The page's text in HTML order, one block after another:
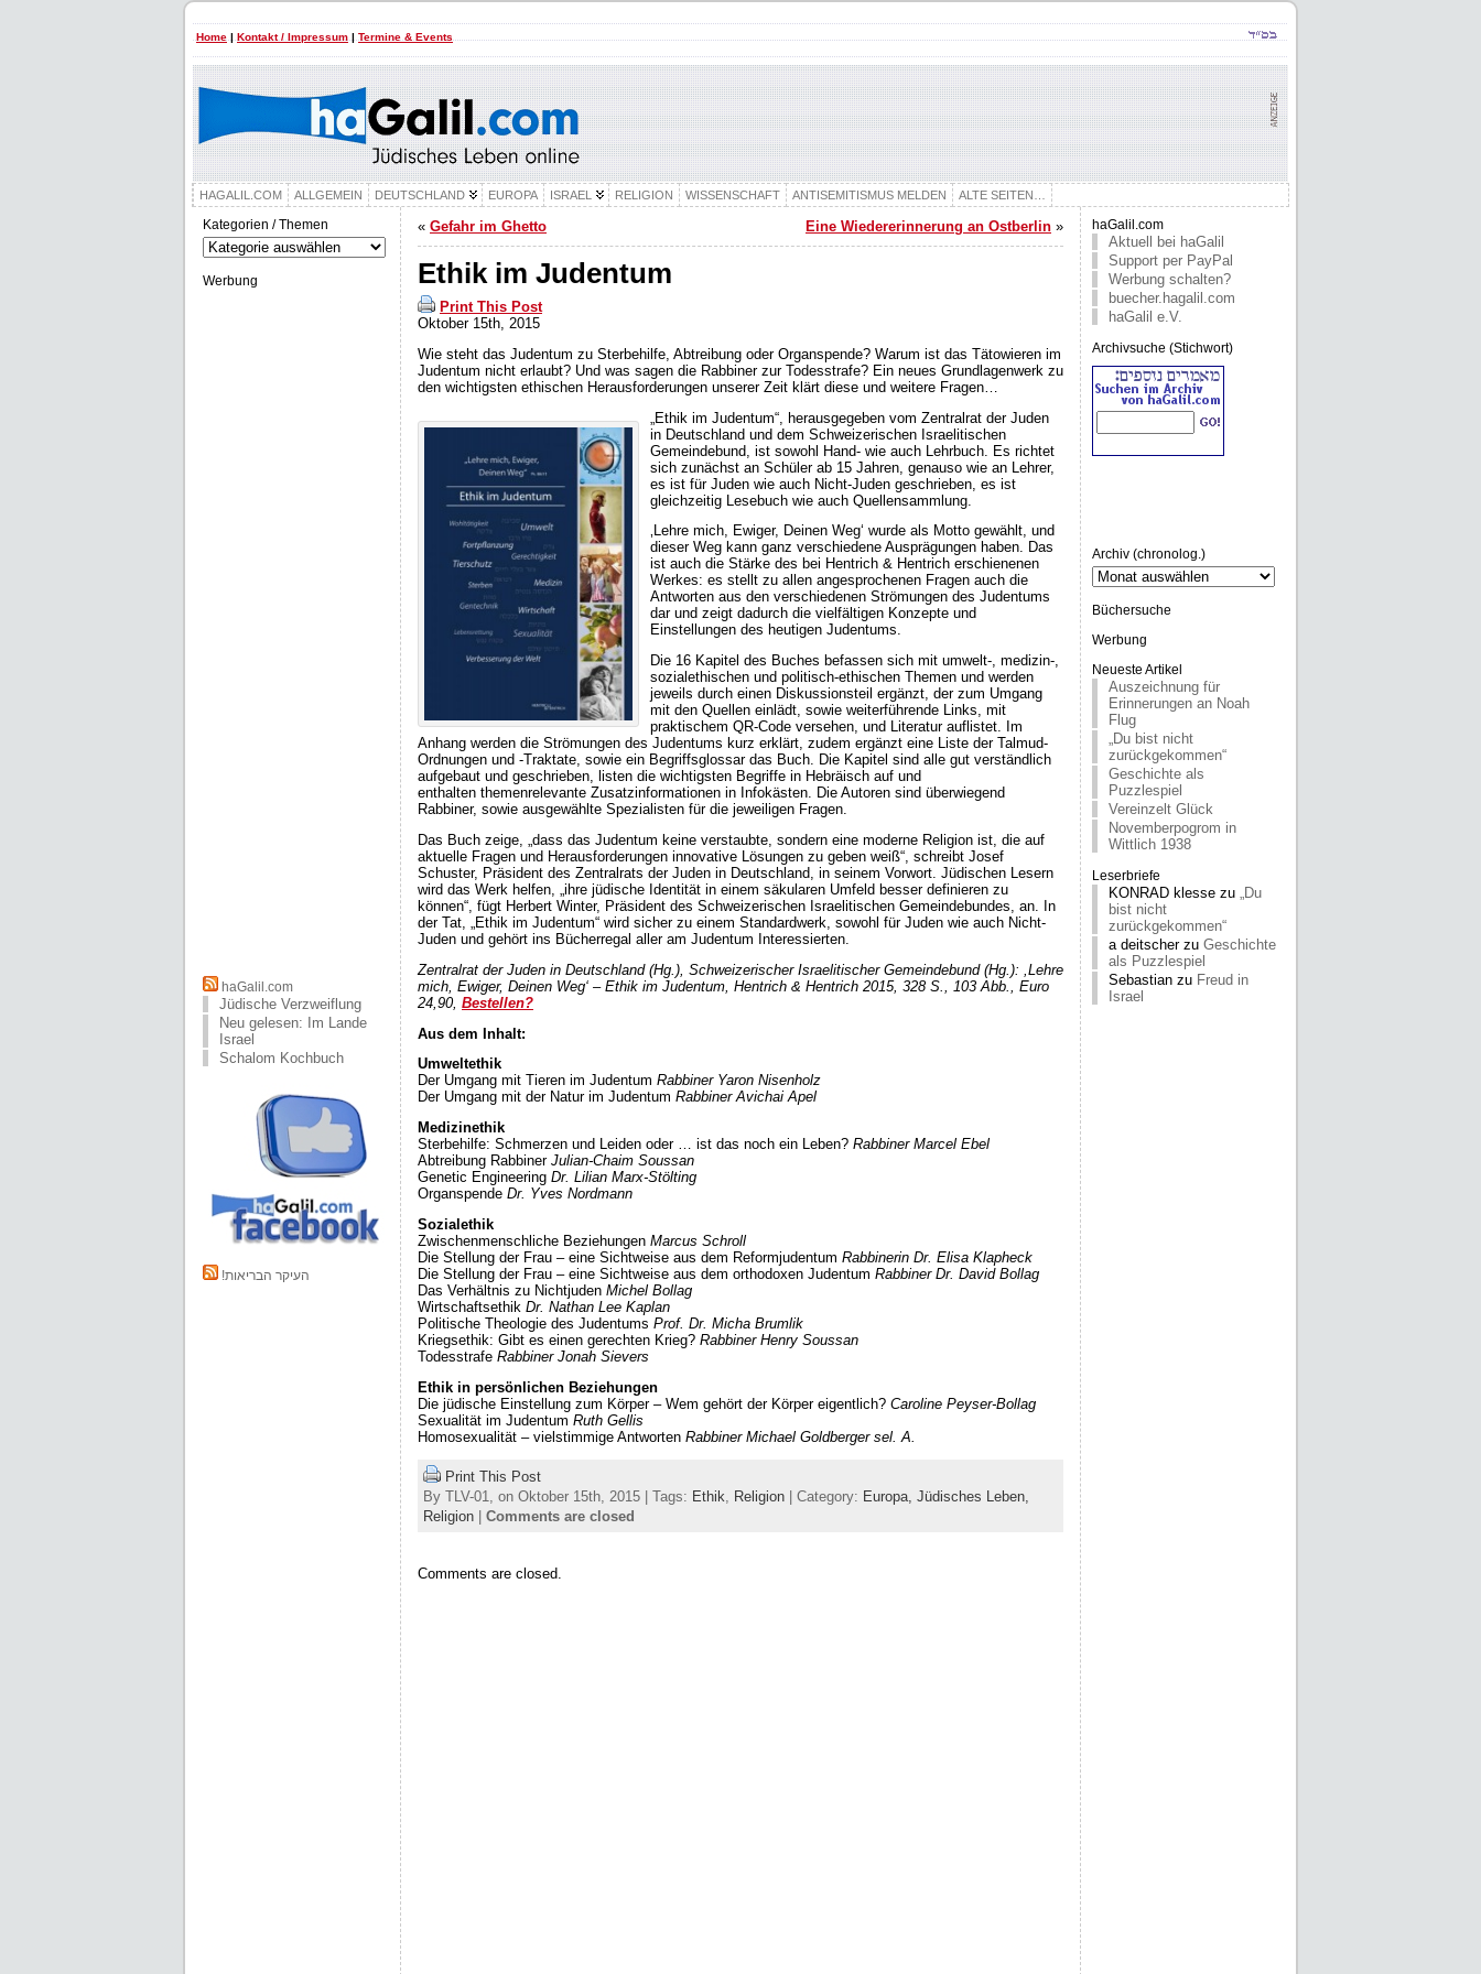
Home | Kontakt / Impressum | Termine & Events
HAGALIL.COM ALLGEMEIN DEUTSCHLAND EUROPA ISRAEL RELIGION WISSENSCHAFT ANTISEMITISMUS MELDEN ALTE SEITEN…
Kategorien / Themen
Kategorien
/
Themen
Werbung
haGalil.com
Jüdische Verzweiflung
Neu gelesen: Im Lande
Israel
Schalom Kochbuch
!העיקר הבריאות
« Gefahr im Ghetto Eine Wiedererinnerung an Ostberlin »
Ethik im Judentum
Print This Post
Oktober 15th, 2015
Wie steht das Judentum zu Sterbehilfe, Abtreibung oder Organspende? Warum ist das Tätowieren im
Judentum nicht erlaubt? Und was sagen die Rabbiner zur Todesstrafe? Ein neues Grundlagenwerk zu
den wichtigsten ethischen Herausforderungen unserer Zeit klärt diese und weitere Fragen…
„Ethik im Judentum“, herausgegeben vom Zentralrat der Juden
in Deutschland und dem Schweizerischen Israelitischen
Gemeindebund, ist sowohl Hand- wie auch Lehrbuch. Es richtet
sich zunächst an Schüler ab 15 Jahren, genauso wie an Lehrer,
es ist für Juden wie auch Nicht-Juden geschrieben, es ist
gleichzeitig Lesebuch wie auch Quellensammlung.
‚Lehre mich, Ewiger, Deinen Weg‘ wurde als Motto gewählt, und
dieser Weg kann ganz verschiedene Ausprägungen haben. Das
ist auch die Stärke des bei Hentrich & Hentrich erschienenen
Werkes: es stellt zu allen angesprochenen Fragen auch die
Antworten aus den verschiedenen Strömungen des Judentums
dar und zeigt dadurch die vielfältigen Konzepte und
Einstellungen des heutigen Judentums.
Die 16 Kapitel des Buches befassen sich mit umwelt-, medizin-,
sozialethischen und politisch-ethischen Themen und werden
jeweils durch einen Diskussionsteil ergänzt, der zum Umgang
mit den Quellen einlädt, sowie weiterführende Links, mit
praktischem QR-Code versehen, und Literatur auflistet. Im
Anhang werden die Strömungen des Judentums kurz erklärt, zudem ergänzt eine Liste der Talmud-
Ordnungen und -Traktate, sowie ein Begriffsglossar das Buch. Die Kapitel sind alle gut verständlich
aufgebaut und geschrieben, listen die wichtigsten Begriffe in Hebräisch auf und
enthalten themenrelevante Zusatzinformationen in Infokästen. Die Autoren sind überwiegend
Rabbiner, sowie ausgewählte Spezialisten für die jeweiligen Fragen.
Das Buch zeige, „dass das Judentum keine verstaubte, sondern eine moderne Religion ist, die auf
aktuelle Fragen und Herausforderungen innovative Lösungen zu geben weiß“, schreibt Josef
Schuster, Präsident des Zentralrats der Juden in Deutschland, in seinem Vorwort. Jüdischen Lesern
wird das Werk helfen, „ihre jüdische Identität in einem säkularen Umfeld besser definieren zu
können“, fügt Herbert Winter, Präsident des Schweizerischen Israelitischen Gemeindebundes, an. In
der Tat, „Ethik im Judentum“ wird sicher zu einem Standardwerk, sowohl für Juden wie auch Nicht-
Juden und gehört ins Bücherregal aller am Judentum Interessierten.
Zentralrat der Juden in Deutschland (Hg.), Schweizerischer Israelitischer Gemeindebund (Hg.): ,Lehre
mich, Ewiger, Deinen Weg‘ – Ethik im Judentum, Hentrich & Hentrich 2015, 328 S., 103 Abb., Euro
24,90, Bestellen?
Aus dem Inhalt:
Umweltethik
Der Umgang mit Tieren im Judentum Rabbiner Yaron Nisenholz
Der Umgang mit der Natur im Judentum Rabbiner Avichai Apel
Medizinethik
Sterbehilfe: Schmerzen und Leiden oder … ist das noch ein Leben? Rabbiner Marcel Ebel
Abtreibung Rabbiner Julian-Chaim Soussan
Genetic Engineering Dr. Lilian Marx-Stölting
Organspende Dr. Yves Nordmann
Sozialethik
Zwischenmenschliche Beziehungen Marcus Schroll
Die Stellung der Frau – eine Sichtweise aus dem Reformjudentum Rabbinerin Dr. Elisa Klapheck
Die Stellung der Frau – eine Sichtweise aus dem orthodoxen Judentum Rabbiner Dr. David Bollag
Das Verhältnis zu Nichtjuden Michel Bollag
Wirtschaftsethik Dr. Nathan Lee Kaplan
Politische Theologie des Judentums Prof. Dr. Micha Brumlik
Kriegsethik: Gibt es einen gerechten Krieg? Rabbiner Henry Soussan
Todesstrafe Rabbiner Jonah Sievers
Ethik in persönlichen Beziehungen
Die jüdische Einstellung zum Körper – Wem gehört der Körper eigentlich? Caroline Peyser-Bollag
Sexualität im Judentum Ruth Gellis
Homosexualität – vielstimmige Antworten Rabbiner Michael Goldberger sel. A.
Print This Post
By TLV-01, on Oktober 15th, 2015 | Tags: Ethik Religion | Category: Europa, Jüdisches Leben,
Religion | Comments are closed
Comments are closed.
haGalil.com
Aktuell bei haGalil
Support per PayPal
Werbung schalten?
buecher.hagalil.com
haGalil e.V.
Archivsuche (Stichwort)
Archiv (chronolog.)
Archiv
(chronolog.)
Büchersuche
Werbung
Neueste Artikel
Auszeichnung für
Erinnerungen an Noah
Flug
„Du bist nicht
zurückgekommen“
Geschichte als
Puzzlespiel
Vereinzelt Glück
Novemberpogrom in
Wittlich 1938
Leserbriefe
KONRAD klesse zu „Du
bist nicht
zurückgekommen“
a deitscherzu Geschichte
als Puzzlespiel
Sebastian zu Freud in
Israel